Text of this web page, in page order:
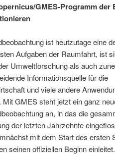
GMES-Programm
ist heutzutage eine
Aufgaben der Raumfahrt, ist
Umweltforschung als auch
Informationsquelle für die
und viele andere
Mit GMES steht jetzt ein ganz
an, in das die
der letzten Jahrzehnte
mit dem Start des ersten
seinen offiziellen Beginn einleitet.